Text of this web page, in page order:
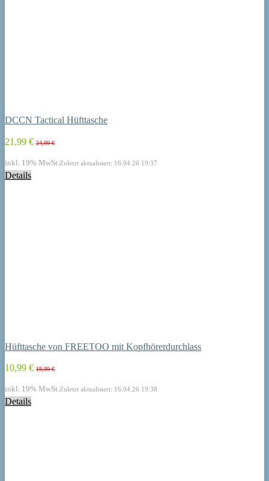
DCCN Tactical Hüfttasche
21,99 € 24,99 €
inkl. 19% MwSt. Zuletzt aktualisiert: 16.04.26 19:37
Details
Hüfttasche von FREETOO mit Kopfhörerdurchlass
10,99 € 19,99 €
inkl. 19% MwSt. Zuletzt aktualisiert: 16.04.26 19:38
Details